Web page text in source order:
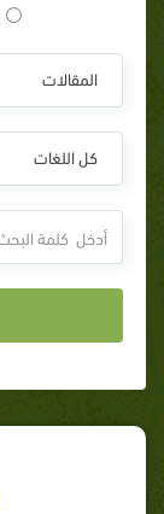
المقالات
كل اللغات